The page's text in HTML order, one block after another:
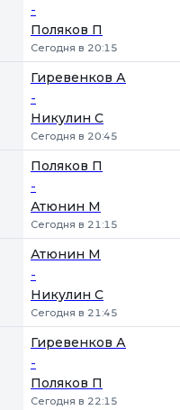
-
Поляков П
Сегодня в 20:15
Гиревенков А
-
Никулин С
Сегодня в 20:45
Поляков П
-
Атюнин М
Сегодня в 21:15
Атюнин М
-
Никулин С
Сегодня в 21:45
Гиревенков А
-
Поляков П
Сегодня в 22:15